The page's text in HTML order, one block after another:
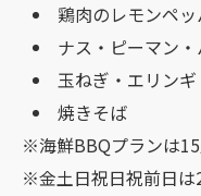
鶏肉のレモンペ
ナス・ピーマン
玉ねぎ・エリンギ
焼きそば
※海鮮BBQプランは15
※金土日祝日祝前日は